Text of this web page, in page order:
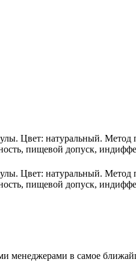
Цвет: натуральный. Метод
пищевой допуск,
Цвет: натуральный. Метод
пищевой допуск,
менеджерами в самое